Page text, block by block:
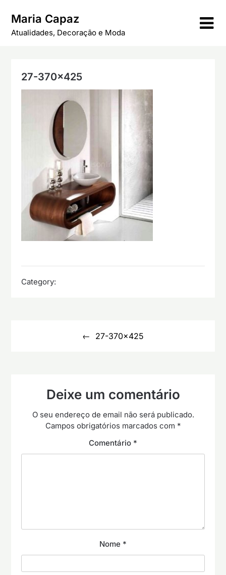
content
Maria Capaz
Atualidades, Decoração e Moda
27-370×425
Category:
27-370×425
Deixe um comentário
O seu endereço de email não será publicado.
Campos obrigatórios marcados com *
Comentário *
Nome *